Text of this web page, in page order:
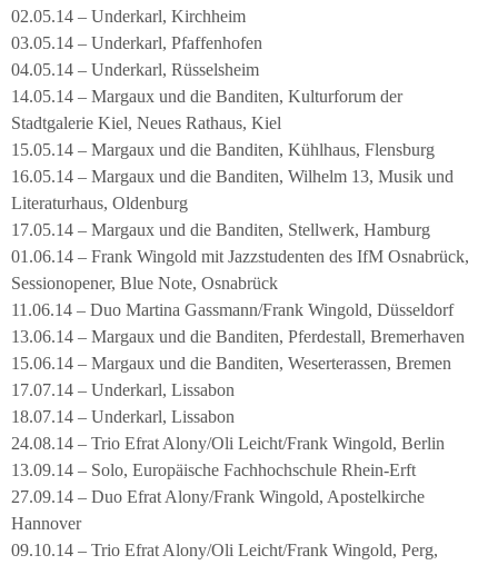
02.05.14 – Underkarl, Kirchheim
03.05.14 – Underkarl, Pfaffenhofen
04.05.14 – Underkarl, Rüsselsheim
14.05.14 – Margaux und die Banditen, Kulturforum der
Stadtgalerie Kiel, Neues Rathaus, Kiel
15.05.14 – Margaux und die Banditen, Kühlhaus, Flensburg
16.05.14 – Margaux und die Banditen, Wilhelm 13, Musik und
Literaturhaus, Oldenburg
17.05.14 – Margaux und die Banditen, Stellwerk, Hamburg
01.06.14 – Frank Wingold mit Jazzstudenten des IfM Osnabrück,
Sessionopener, Blue Note, Osnabrück
11.06.14 – Duo Martina Gassmann/Frank Wingold, Düsseldorf
13.06.14 – Margaux und die Banditen, Pferdestall, Bremerhaven
15.06.14 – Margaux und die Banditen, Weserterassen, Bremen
17.07.14 – Underkarl, Lissabon
18.07.14 – Underkarl, Lissabon
24.08.14 – Trio Efrat Alony/Oli Leicht/Frank Wingold, Berlin
13.09.14 – Solo, Europäische Fachhochschule Rhein-Erft
27.09.14 – Duo Efrat Alony/Frank Wingold, Apostelkirche
Hannover
09.10.14 – Trio Efrat Alony/Oli Leicht/Frank Wingold, Perg,